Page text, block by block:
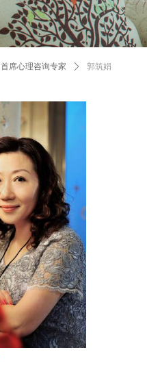
首席心理咨询专家 ꄲ 郭筑娟